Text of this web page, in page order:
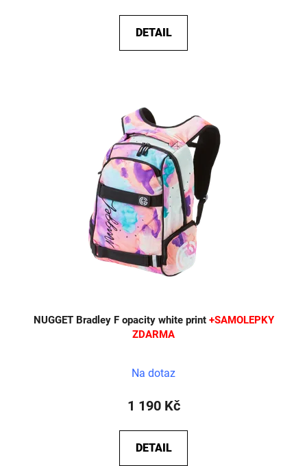
DETAIL
NUGGET Bradley F opacity white print +SAMOLEPKY
ZDARMA
Na dotaz
1 190 Kč
DETAIL